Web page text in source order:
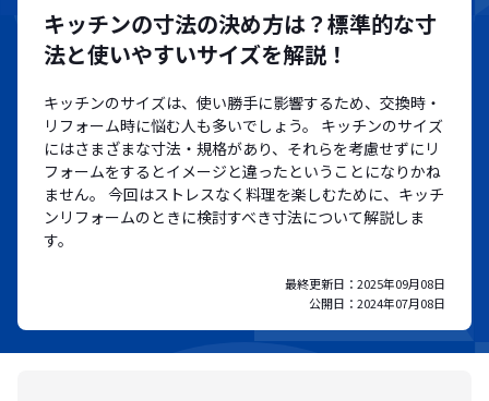
キッチンの寸法の決め方は？標準的な寸
法と使いやすいサイズを解説！
キッチンのサイズは、使い勝手に影響するため、交換時・
リフォーム時に悩む人も多いでしょう。 キッチンのサイズ
にはさまざまな寸法・規格があり、それらを考慮せずにリ
フォームをするとイメージと違ったということになりかね
ません。 今回はストレスなく料理を楽しむために、キッチ
ンリフォームのときに検討すべき寸法について解説しま
す。
最終更新日： 2025年09月08日
公開日： 2024年07月08日